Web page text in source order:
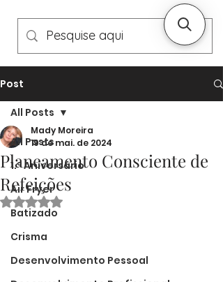
Post
All Posts
1.º Aniversário
Air Fryer
Batizado
Crisma
Desenvolvimento Pessoal
All Posts
Planeamento Consciente de
Refeições
Mady Moreira
19 de mai. de 2024
Avaliado com NaN de 5 estrelas.